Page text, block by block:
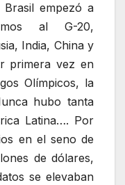
empezó a
al G-20,
India, China y
primera vez en
Olímpicos, la
hubo tanta
Latina…. Por
en el seno de
de dólares,
se elevaban